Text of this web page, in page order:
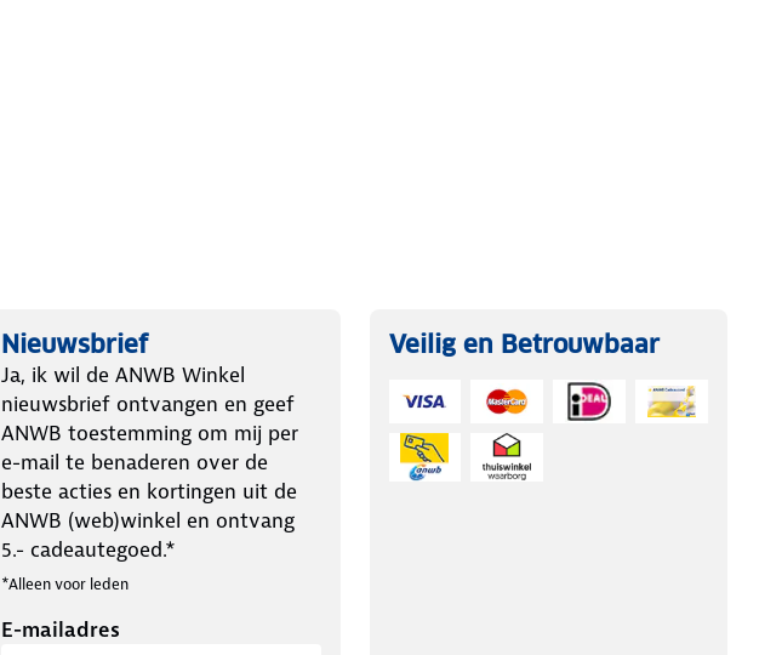
Nieuwsbrief
Ja, ik wil de ANWB Winkel
nieuwsbrief ontvangen en geef
ANWB toestemming om mij per
e-mail te benaderen over de
beste acties en kortingen uit de
ANWB (web)winkel en ontvang
5.- cadeautegoed.*
*Alleen voor leden
E-mailadres
Veilig en Betrouwbaar